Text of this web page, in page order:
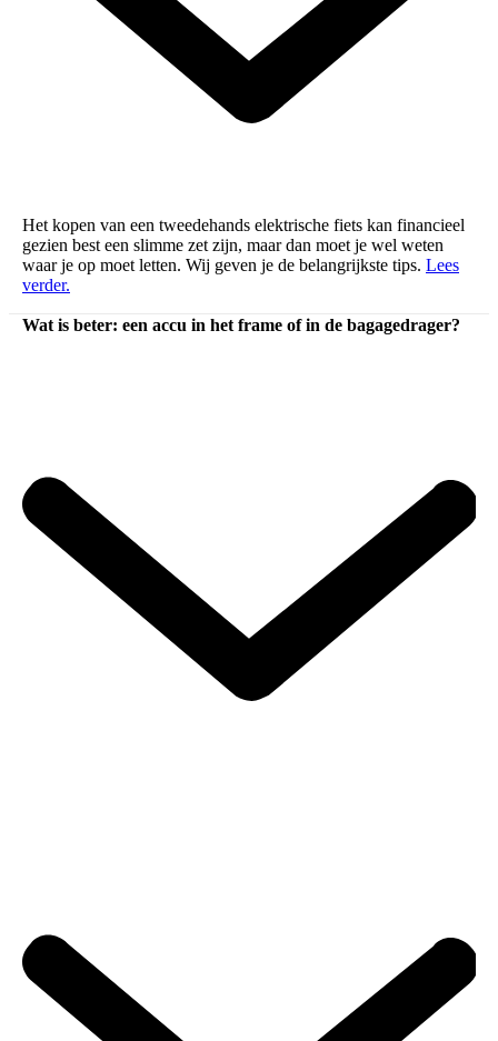
Het kopen van een tweedehands elektrische fiets kan financieel
gezien best een slimme zet zijn, maar dan moet je wel weten
waar je op moet letten. Wij geven je de belangrijkste tips. Lees
verder.
Wat is beter: een accu in het frame of in de bagagedrager?